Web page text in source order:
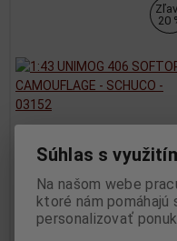
20
1:43 UNIMOG 406 SOFTOP
CAMOUFLAGE - SCHUCO -
03152
Súhlas s
Na našom webe
ktoré nám
personalizovať